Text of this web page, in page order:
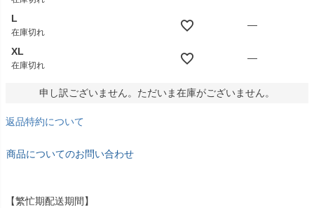
L
在庫切れ
—
XL
在庫切れ
—
申し訳ございません。ただいま在庫がございません。
返品特約について
商品についてのお問い合わせ
【繁忙期配送期間】